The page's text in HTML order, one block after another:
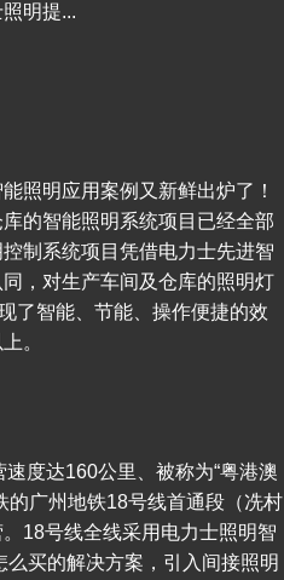
明提...
照明应用案例又新鲜出炉了！
的智能照明系统项目已经全部
制系统项目凭借电力士先进智
，对生产车间及仓库的照明灯
了智能、节能、操作便捷的效
。
度达160公里、被称为“粤港澳
的广州地铁18号线首通段（冼村
18号线全线采用电力士照明智
买的解决方案，引入间接照明